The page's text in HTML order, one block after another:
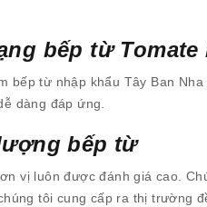
bếp từ Tomate
bếp từ nhập khẩu Tây Ban
dàng đáp ứng.
bếp từ
vị luôn được đánh giá cao.
tôi cung cấp ra thị trường